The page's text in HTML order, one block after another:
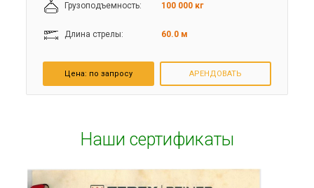
Грузоподъемность: 100 000 кг
Длина стрелы: 60.0 м
Цена: по запросу АРЕНДОВАТЬ
Наши сертификаты